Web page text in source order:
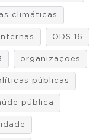
climáticas
ODS 16
organizações
públicas
pública